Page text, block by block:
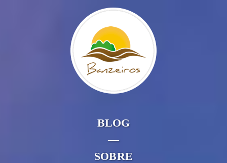
BLOG
—
SOBRE